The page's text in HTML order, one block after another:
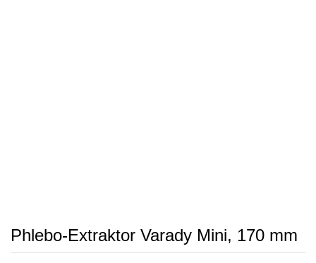
Phlebo-Extraktor Varady Mini, 170 mm